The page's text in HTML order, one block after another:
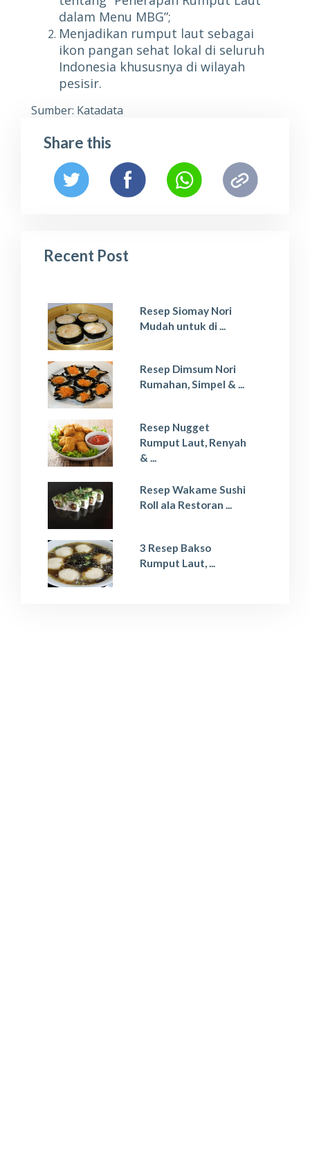
dalam Menu MBG”;
Menjadikan rumput laut sebagai
ikon pangan sehat lokal di seluruh
Indonesia khususnya di wilayah
pesisir.
Sumber: Katadata
Share this
Recent Post
Resep Siomay Nori
Mudah untuk di ...
Resep Dimsum Nori
Rumahan, Simpel & ...
Resep Nugget
Rumput Laut, Renyah
& ...
Resep Wakame Sushi
Roll ala Restoran ...
3 Resep Bakso
Rumput Laut, ...